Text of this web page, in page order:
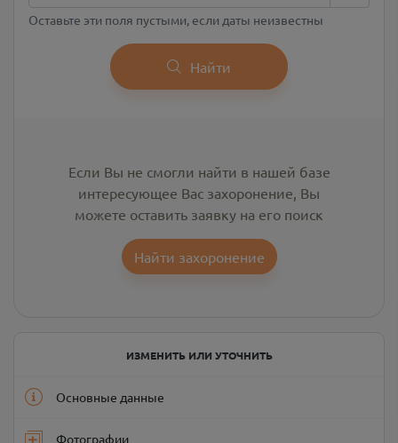
Оставьте эти поля пустыми, если даты неизвестны
Найти
Если Вы не смогли найти в нашей базе
интересующее Вас захоронение, Вы
можете оставить заявку на его поиск
Найти захоронение
ИЗМЕНИТЬ ИЛИ УТОЧНИТЬ
Основные данные
Фотографии